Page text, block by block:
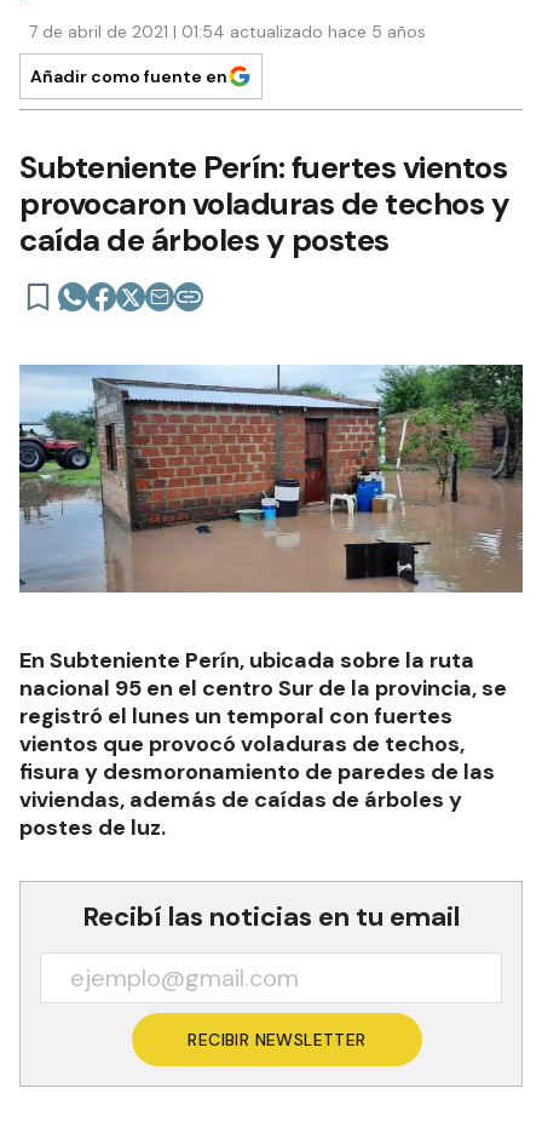
7 de abril de 2021 | 01:54 actualizado hace 5 años
Añadir como fuente en
Subteniente Perín: fuertes vientos
provocaron voladuras de techos y
caída de árboles y postes
En Subteniente Perín, ubicada sobre la ruta
nacional 95 en el centro Sur de la provincia, se
registró el lunes un temporal con fuertes
vientos que provocó voladuras de techos,
fisura y desmoronamiento de paredes de las
viviendas, además de caídas de árboles y
postes de luz.
Recibí las noticias en tu email
RECIBIR NEWSLETTER